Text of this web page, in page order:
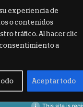
experiencia de
o contenidos
tráfico. Al hacer clic
consentimiento a
Aceptar todo